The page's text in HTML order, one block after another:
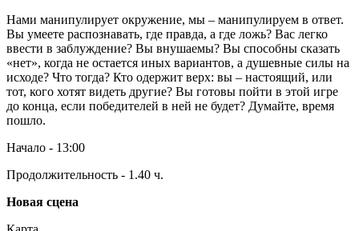
Нами манипулирует окружение, мы – манипулируем в ответ.
Вы умеете распознавать, где правда, а где ложь? Вас легко
ввести в заблуждение? Вы внушаемы? Вы способны сказать
«нет», когда не остается иных вариантов, а душевные силы на
исходе? Что тогда? Кто одержит верх: вы – настоящий, или
тот, кого хотят видеть другие? Вы готовы пойти в этой игре
до конца, если победителей в ней не будет? Думайте, время
пошло.
Начало - 13:00
Продолжительность - 1.40 ч.
Новая сцена